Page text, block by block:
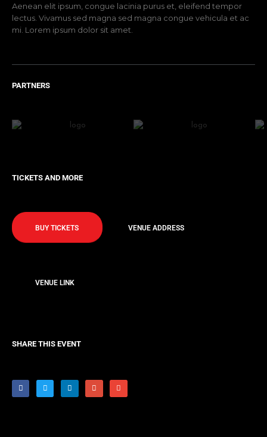
Aenean elit ipsum, congue lacinia purus et, eleifend tempor
lectus. Vivamus sed magna sed magna congue vehicula et ac
mi. Lorem ipsum dolor sit amet.
PARTNERS
TICKETS AND MORE
BUY TICKETS VENUE ADDRESS
VENUE LINK
SHARE THIS EVENT